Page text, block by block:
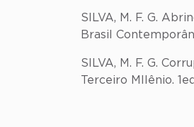
SILVA, M. F. G.
Brasil
SILVA, M. F. G.
Terceiro MIlênio.